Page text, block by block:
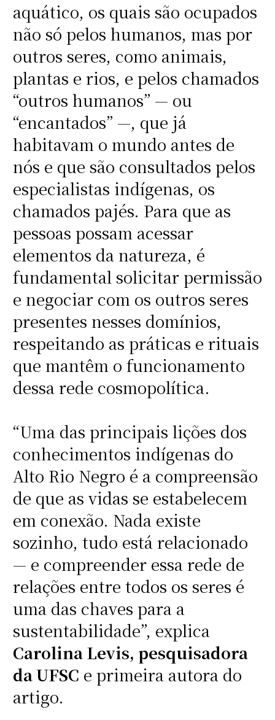
aquático, os quais são ocupados
não só pelos humanos, mas por
outros seres, como animais,
plantas e rios, e pelos chamados
“outros humanos” — ou
“encantados” —, que já
habitavam o mundo antes de
nós e que são consultados pelos
especialistas indígenas, os
chamados pajés. Para que as
pessoas possam acessar
elementos da natureza, é
fundamental solicitar permissão
e negociar com os outros seres
presentes nesses domínios,
respeitando as práticas e rituais
que mantêm o funcionamento
dessa rede cosmopolítica.
“Uma das principais lições dos
conhecimentos indígenas do
Alto Rio Negro é a compreensão
de que as vidas se estabelecem
em conexão. Nada existe
sozinho, tudo está relacionado
— e compreender essa rede de
relações entre todos os seres é
uma das chaves para a
sustentabilidade”, explica
Carolina Levis, pesquisadora
da UFSC e primeira autora do
artigo.